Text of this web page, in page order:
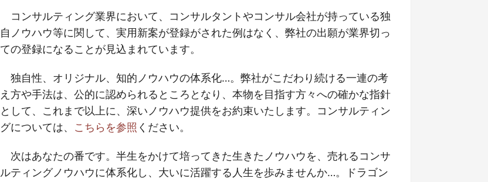
コンサルティング業界において、コンサルタントやコンサル会社が持っている独
自ノウハウ等に関して、実用新案が登録がされた例はなく、弊社の出願が業界切っ
ての登録になることが見込まれています。
独自性、オリジナル、知的ノウハウの体系化…。弊社がこだわり続ける一連の考
え方や手法は、公的に認められるところとなり、本物を目指す方々への確かな指針
として、これまで以上に、深いノウハウ提供をお約束いたします。コンサルティン
グについては、 こちらを参照 ください。
次はあなたの番です。半生をかけて培ってきた生きたノウハウを、売れるコンサ
ルティングノウハウに体系化し、大いに活躍する人生を歩みませんか…。ドラゴン